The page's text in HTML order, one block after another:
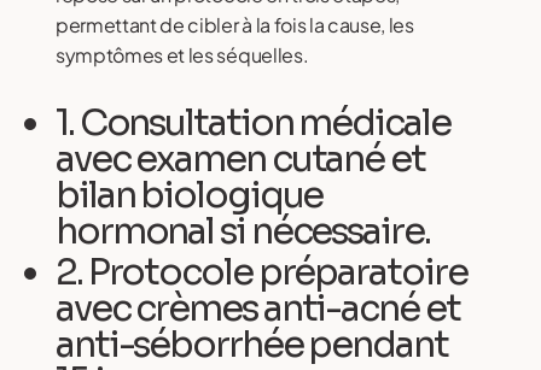
permettant de cibler à la fois la cause, les
symptômes et les séquelles.
1. Consultation médicale
avec examen cutané et
bilan biologique
hormonal si nécessaire.
2. Protocole préparatoire
avec crèmes anti-acné et
anti-séborrhée pendant